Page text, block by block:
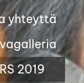
yhteyttä
2019